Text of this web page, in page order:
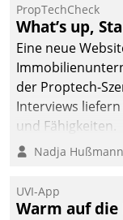
operativen
Instandhaltung
SAP-
deutscher
– und
Mieteranliegen
PropTechCheck
What’s up,
Eine neue
der Proptech-
Interviews
und Fähigkeiten.
Nadja Hußmann
UVI-App
Warm auf die